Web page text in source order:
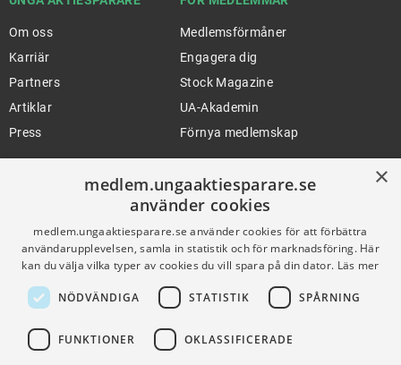
Om oss
Karriär
Partners
Artiklar
Press
Medlemsförmåner
Engagera dig
Stock Magazine
UA-Akademin
Förnya medlemskap
Gymnasieprofilen
Ung Privatekonomi
HJÄLP
Support
Användningsvillkor
×
medlem.ungaaktiesparare.se
använder cookies
medlem.ungaaktiesparare.se använder cookies för att förbättra
användarupplevelsen, samla in statistik och för marknadsföring. Här
kan du välja vilka typer av cookies du vill spara på din dator. Läs mer
NÖDVÄNDIGA STATISTIK SPÅRNING
FUNKTIONER OKLASSIFICERADE